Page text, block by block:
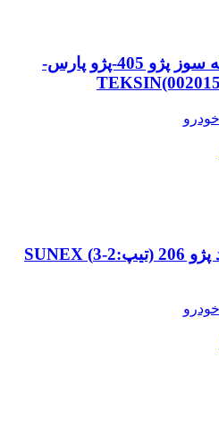
میل سوپاپ فولادی دو گانه سوز پژو 405-پژو پارس-
واشر سرسیلندر استاندارد پژو 206 (تیپ:2-3) SUNEX